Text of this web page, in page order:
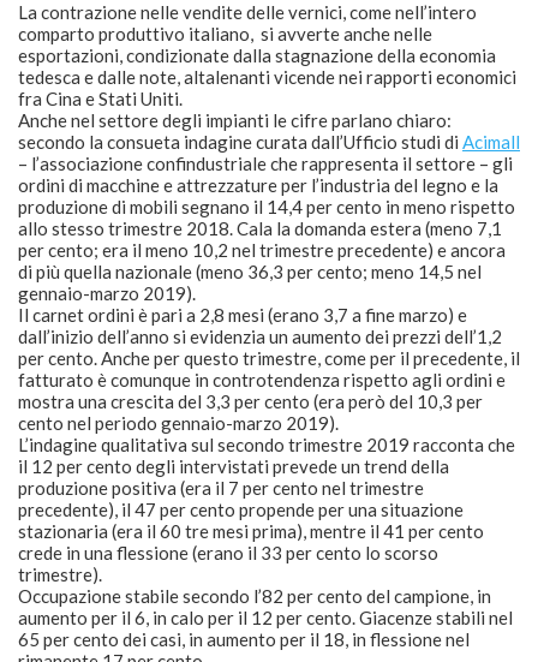
La contrazione nelle vendite delle vernici, come nell’intero
comparto produttivo italiano, si avverte anche nelle
esportazioni, condizionate dalla stagnazione della economia
tedesca e dalle note, altalenanti vicende nei rapporti economici
fra Cina e Stati Uniti.
Anche nel settore degli impianti le cifre parlano chiaro:
secondo la consueta indagine curata dall’Ufficio studi di Acimall
– l’associazione confindustriale che rappresenta il settore – gli
ordini di macchine e attrezzature per l’industria del legno e la
produzione di mobili segnano il 14,4 per cento in meno rispetto
allo stesso trimestre 2018. Cala la domanda estera (meno 7,1
per cento; era il meno 10,2 nel trimestre precedente) e ancora
di più quella nazionale (meno 36,3 per cento; meno 14,5 nel
gennaio-marzo 2019).
Il carnet ordini è pari a 2,8 mesi (erano 3,7 a fine marzo) e
dall’inizio dell’anno si evidenzia un aumento dei prezzi dell’1,2
per cento. Anche per questo trimestre, come per il precedente, il
fatturato è comunque in controtendenza rispetto agli ordini e
mostra una crescita del 3,3 per cento (era però del 10,3 per
cento nel periodo gennaio-marzo 2019).
L’indagine qualitativa sul secondo trimestre 2019 racconta che
il 12 per cento degli intervistati prevede un trend della
produzione positiva (era il 7 per cento nel trimestre
precedente), il 47 per cento propende per una situazione
stazionaria (era il 60 tre mesi prima), mentre il 41 per cento
crede in una flessione (erano il 33 per cento lo scorso
trimestre).
Occupazione stabile secondo l’82 per cento del campione, in
aumento per il 6, in calo per il 12 per cento. Giacenze stabili nel
65 per cento dei casi, in aumento per il 18, in flessione nel